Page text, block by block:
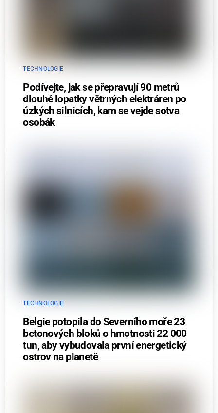
TECHNOLOGIE
Podívejte, jak se přepravují 90 metrů
dlouhé lopatky větrných elektráren po
úzkých silnicích, kam se vejde sotva
osobák
TECHNOLOGIE
Belgie potopila do Severního moře 23
betonových bloků o hmotnosti 22 000
tun, aby vybudovala první energetický
ostrov na planetě